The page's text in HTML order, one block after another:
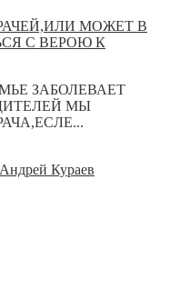
МОЖЕТ В
С ВЕРОЮ К
ЗАБОЛЕВАЕТ
МЫ
Кураев